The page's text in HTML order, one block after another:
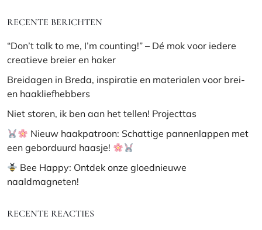
RECENTE BERICHTEN
“Don’t talk to me, I’m counting!” – Dé mok voor iedere
creatieve breier en haker
Breidagen in Breda, inspiratie en materialen voor brei-
en haakliefhebbers
Niet storen, ik ben aan het tellen! Projecttas
Nieuw haakpatroon: Schattige pannenlappen met
een geborduurd haasje!
Bee Happy: Ontdek onze gloednieuwe
naaldmagneten!
RECENTE REACTIES